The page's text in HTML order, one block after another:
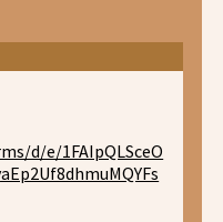
d/e/1FAIpQLSceO